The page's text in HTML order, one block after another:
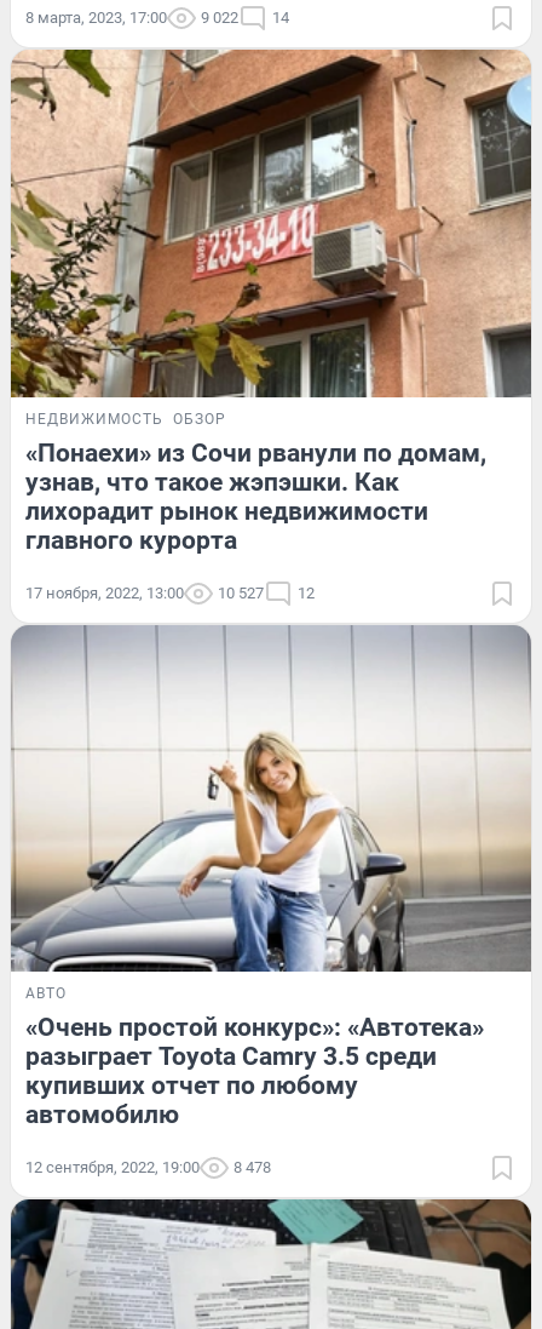
8 марта, 2023, 17:00 9 022 14
НЕДВИЖИМОСТЬ ОБЗОР
«Понаехи» из Сочи рванули по домам,
узнав, что такое жэпэшки. Как
лихорадит рынок недвижимости
главного курорта
17 ноября, 2022, 13:00 10 527 12
АВТО
«Очень простой конкурс»: «Автотека»
разыграет Toyota Camry 3.5 среди
купивших отчет по любому
автомобилю
12 сентября, 2022, 19:00 8 478